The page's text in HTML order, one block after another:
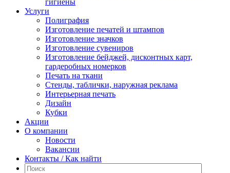
гигиены
Услуги
Полиграфия
Изготовление печатей и штампов
Изготовление значков
Изготовление сувениров
Изготовление бейджей, дисконтных карт,
гардеробных номерков
Печать на ткани
Стенды, таблички, наружная реклама
Интерьерная печать
Дизайн
Кубки
Акции
О компании
Новости
Вакансии
Контакты / Как найти